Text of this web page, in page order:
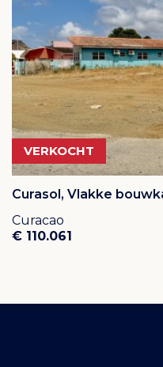
VERKOCHT
Curasol, Vlakke
Curacao
€ 110.061